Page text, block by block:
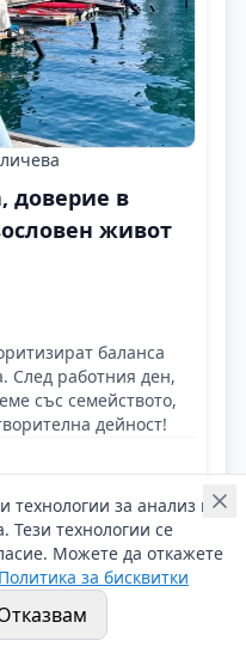
доверие в
живот
баланса
След работния ден,
със семейството,
дейност!
12/06/2025 г/
технологии за анализ на
Тези технологии се
Можете да откажете
Политика за бисквитки